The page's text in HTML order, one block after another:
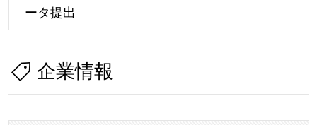
ータ提出
企業情報